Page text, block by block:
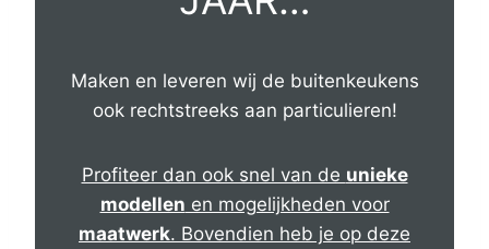
Maken en leveren wij de buitenkeukens
ook rechtstreeks aan particulieren!
Profiteer dan ook snel van de unieke
modellen en mogelijkheden voor
maatwerk. Bovendien heb je op deze